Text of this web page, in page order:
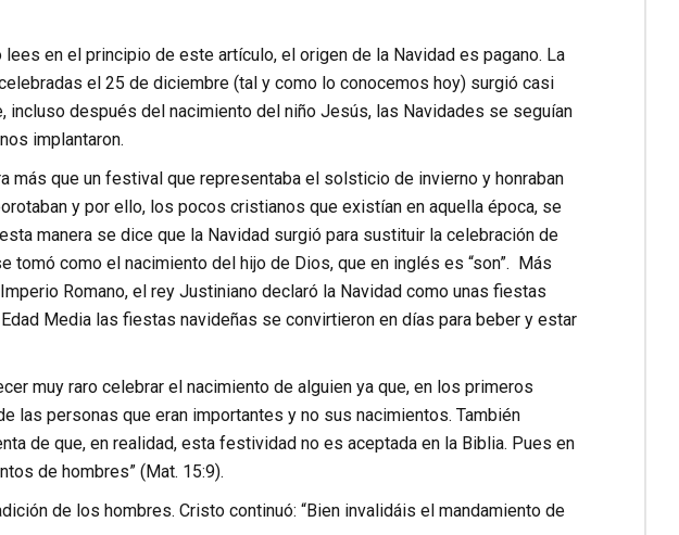
en el principio de este artículo, el origen de la Navidad es pagano. La
el 25 de diciembre (tal y como lo conocemos hoy) surgió casi
después del nacimiento del niño Jesús, las Navidades se seguían
implantaron.
más que un festival que representaba el solsticio de invierno y honraban
y por ello, los pocos cristianos que existían en aquella época, se
manera se dice que la Navidad surgió para sustituir la celebración de
tomó como el nacimiento del hijo de Dios, que en inglés es “son”. Más
Romano, el rey Justiniano declaró la Navidad como unas fiestas
Media las fiestas navideñas se convirtieron en días para beber y estar
muy raro celebrar el nacimiento de alguien ya que, en los primeros
las personas que eran importantes y no sus nacimientos. También
de que, en realidad, esta festividad no es aceptada en la Biblia. Pues en
de hombres” (Mat. 15:9).
de los hombres. Cristo continuó: “Bien invalidáis el mandamiento de